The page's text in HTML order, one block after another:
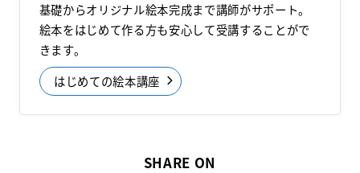
基礎からオリジナル絵本完成まで講師がサポート。
絵本をはじめて作る方も安心して受講することがで
きます。
はじめての絵本講座
SHARE ON